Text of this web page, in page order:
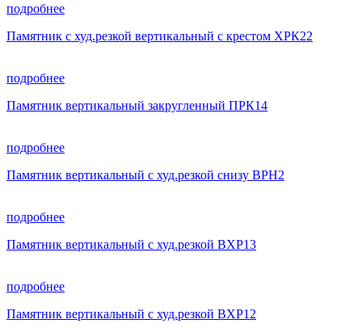
подробнее
Памятник с худ.резкой вертикальный с крестом ХРК22
подробнее
Памятник вертикальный закругленный ПРК14
подробнее
Памятник вертикальный с худ.резкой снизу ВРН2
подробнее
Памятник вертикальный с худ.резкой ВХР13
подробнее
Памятник вертикальный с худ.резкой ВХР12